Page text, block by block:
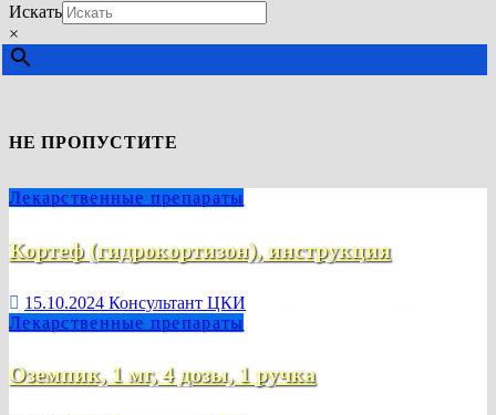
Искать
×
НЕ ПРОПУСТИТЕ
Лекарственные препараты
Кортеф (гидрокортизон), инструкция
15.10.2024 Консультант ЦКИ
Лекарственные препараты
Оземпик, 1 мг, 4 дозы, 1 ручка